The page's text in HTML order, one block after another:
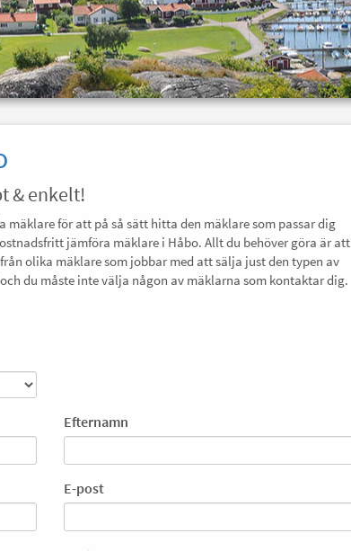
& enkelt!
för att på så sätt hitta den mäklare som passar dig
jämföra mäklare i Håbo. Allt du behöver göra är att
olika mäklare som jobbar med att sälja just den typen av
du måste inte välja någon av mäklarna som kontaktar dig.
Efternamn
E-post